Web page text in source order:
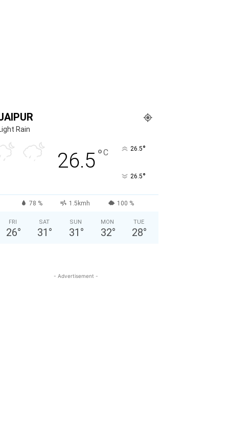
Rain
26.5°C 26.5°
26.5°
78 % 1.5kmh 100 %
FRI
26°
SAT
31 °
SUN
31 °
MON
32°
TUE
28°
- Advertisement -